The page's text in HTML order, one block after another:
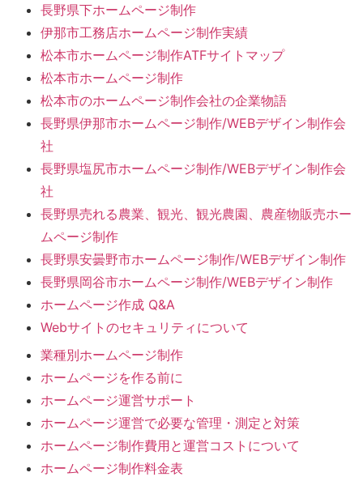
長野県下ホームページ制作
伊那市工務店ホームページ制作実績
松本市ホームページ制作ATFサイトマップ
松本市ホームページ制作
松本市のホームページ制作会社の企業物語
長野県伊那市ホームページ制作/WEBデザイン制作会
社
長野県塩尻市ホームページ制作/WEBデザイン制作会
社
長野県売れる農業、観光、観光農園、農産物販売ホー
ムページ制作
長野県安曇野市ホームページ制作/WEBデザイン制作
長野県岡谷市ホームページ制作/WEBデザイン制作
ホームページ作成 Q&A
Webサイトのセキュリティについて
業種別ホームページ制作
ホームページを作る前に
ホームページ運営サポート
ホームページ運営で必要な管理・測定と対策
ホームページ制作費用と運営コストについて
ホームページ制作料金表